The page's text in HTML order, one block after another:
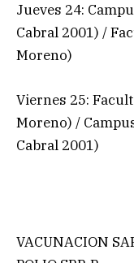
Jueves 24:
Cabral 2001) /
Moreno)
Viernes 25:
Moreno) /
Cabral 2001)
VACUNACION